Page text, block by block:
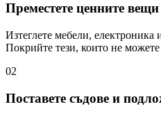
Преместете ценните вещи
Изтеглете мебели, електроника
Покрийте тези, които не
02
Поставете съдове и